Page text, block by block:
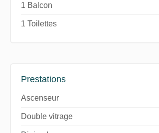
1 Balcon
1 Toilettes
Prestations
Ascenseur
Double vitrage